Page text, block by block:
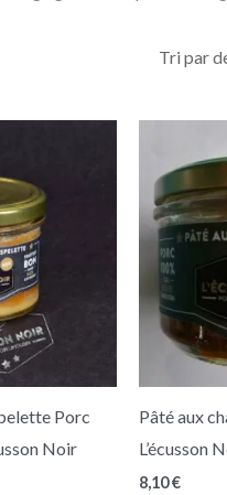
Porc
Noir
Pâté aux
L’écusson
8,10€